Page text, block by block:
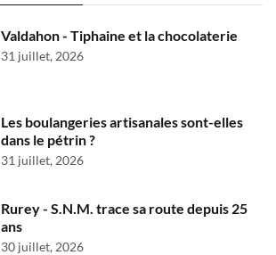
Valdahon - Tiphaine et la chocolaterie
31 juillet, 2026
Les boulangeries artisanales sont-elles
dans le pétrin ?
31 juillet, 2026
Rurey - S.N.M. trace sa route depuis 25
ans
30 juillet, 2026